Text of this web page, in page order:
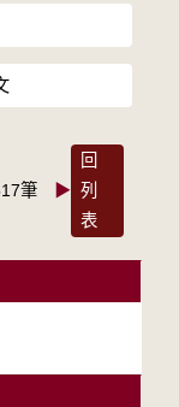
筆 ▶
回
列
表